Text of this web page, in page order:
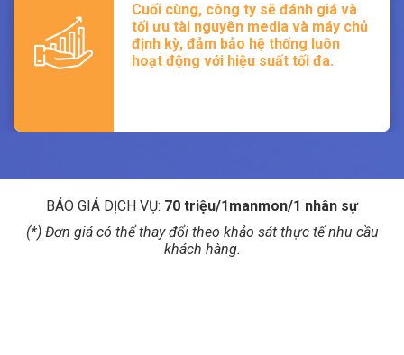
Cuối cùng, công ty sẽ đánh giá và
tối ưu tài nguyên media và máy chủ
định kỳ, đảm bảo hệ thống luôn
hoạt động với hiệu suất tối đa.
BÁO GIÁ DỊCH VỤ: 70 triệu/1manmon/1 nhân sự
(*) Đơn giá có thể thay đổi theo khảo sát thực tế nhu cầu
khách hàng.